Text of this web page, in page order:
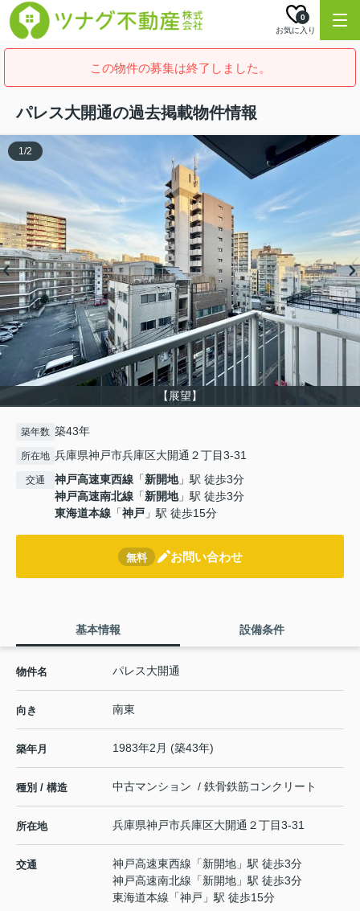
お気に入り
0
この物件の募集は終了しました。
パレス大開通の過去掲載物件情報
【展望】
1/2
築年数 築43年
所在地 兵庫県神戸市兵庫区大開通２丁目3-31
交通 神戸高速東西線 「新開地」駅 徒歩3分
神戸高速南北線 「新開地」駅 徒歩3分
東海道本線 「神戸 」駅 徒歩15分
無料 お問い合わせ
基本情報 設備条件
物件名 パレス大開通
向き 南東
築年月 1983年2月 (築43年)
種別 / 構造 中古マンション / 鉄骨鉄筋コンクリート
所在地 兵庫県神戸市兵庫区大開通 ２丁目3-31
交通 神戸高速東西線 「新開地 」駅 徒歩3分
神戸高速南北線 「新開地 」駅 徒歩3分
東海道本線 「神戸 」駅 徒歩15分